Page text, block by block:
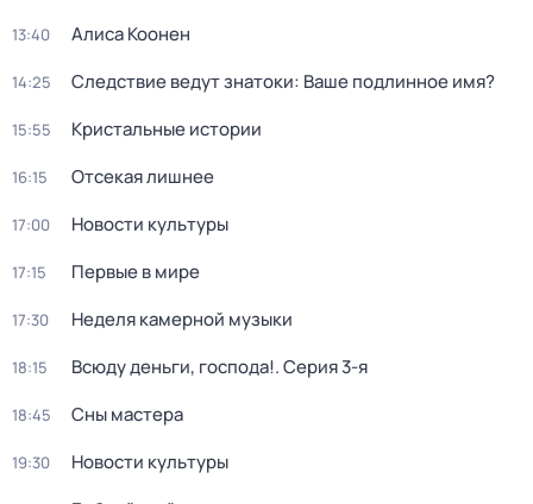
13:40 Алиса Коонен
14:25 Следствие ведут знатоки: Ваше подлинное имя?
15:55 Кристальные истории
16:15 Отсекая лишнее
17:00 Новости культуры
17:15 Первые в мире
17:30 Неделя камерной музыки
18:15 Всюду деньги, господа!. Серия 3-я
18:45 Сны мастера
19:30 Новости культуры